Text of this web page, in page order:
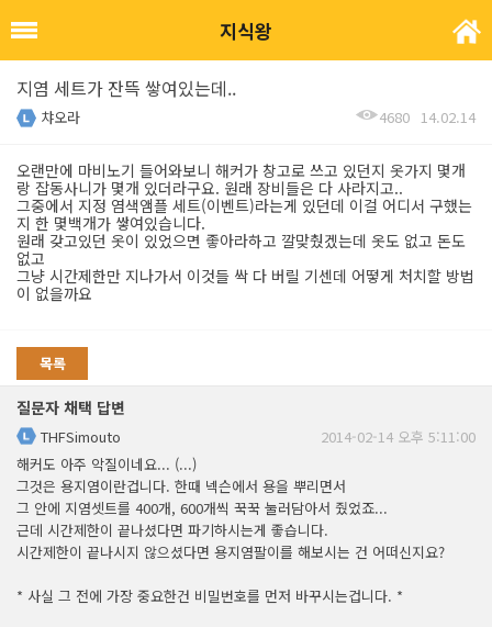
지식왕
지염 세트가 잔뜩 쌓여있는데..
챠오라 4680 14.02.14
오랜만에 마비노기 들어와보니 해커가 창고로 쓰고 있던지 옷가지 몇개
랑 잡동사니가 몇개 있더라구요. 원래 장비들은 다 사라지고..
그중에서 지정 염색앰플 세트(이벤트)라는게 있던데 이걸 어디서 구했는
지 한 몇백개가 쌓여있습니다.
원래 갖고있던 옷이 있었으면 좋아라하고 깔맞췄겠는데 옷도 없고 돈도
없고
그냥 시간제한만 지나가서 이것들 싹 다 버릴 기센데 어떻게 처치할 방법
이 없을까요
목록
질문자 채택 답변
THFSimouto
2014-02-14 오후 5:11:00
해커도 아주 악질이네요... (...)
그것은 용지염이란겁니다. 한때 넥슨에서 용을 뿌리면서
그 안에 지염셋트를 400개, 600개씩 꾹꾹 눌러담아서 줬었죠...
근데 시간제한이 끝나셨다면 파기하시는게 좋습니다.
시간제한이 끝나시지 않으셨다면 용지염팔이를 해보시는 건 어떠신지요?
* 사실 그 전에 가장 중요한건 비밀번호를 먼저 바꾸시는겁니다. *